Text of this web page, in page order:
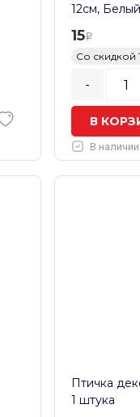
12см,
15
Со скидкой
-
В
В наличии
Птичка
1 штука